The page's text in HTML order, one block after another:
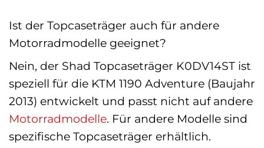
Ist der Topcaseträger auch für andere
Motorradmodelle geeignet?
Nein, der Shad Topcaseträger K0DV14ST ist
speziell für die KTM 1190 Adventure (Baujahr
2013) entwickelt und passt nicht auf andere
Motorradmodelle. Für andere Modelle sind
spezifische Topcaseträger erhältlich.